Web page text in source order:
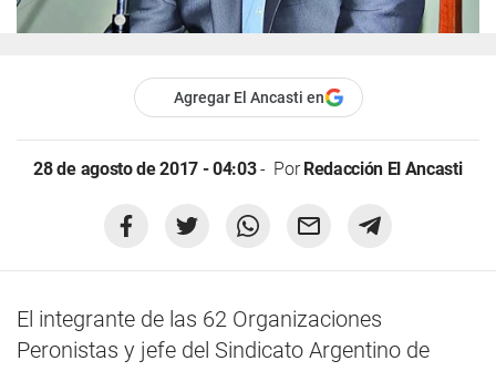
Agregar El Ancasti en
28 de agosto de 2017 - 04:03 PorRedacción El Ancasti
El integrante de las 62 Organizaciones
Peronistas y jefe del Sindicato Argentino de